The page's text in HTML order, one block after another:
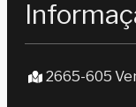
2665-605